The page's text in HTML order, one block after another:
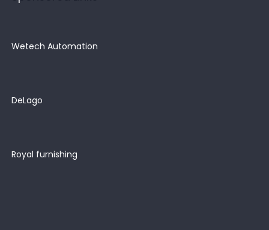
Wetech Automation
DeLago
Royal furnishing